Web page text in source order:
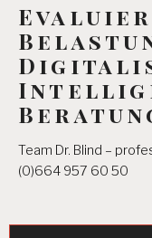
Team Dr. Blind –
(0)664 957 60 50